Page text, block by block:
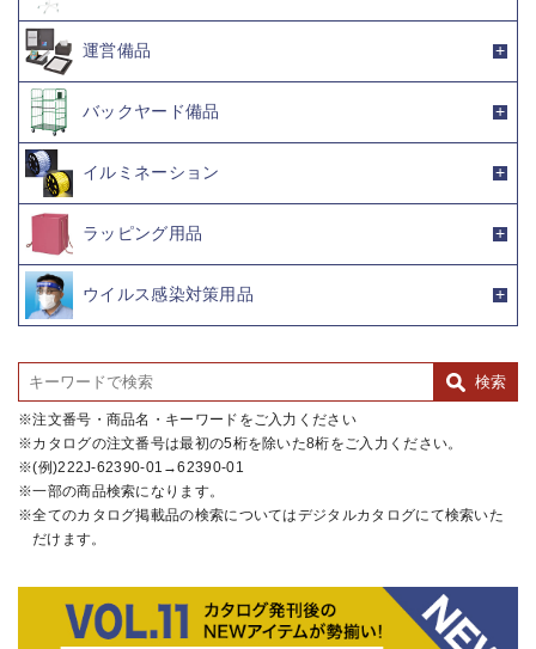
運営備品
バックヤード備品
イルミネーション
ラッピング用品
ウイルス感染対策用品
注文番号・商品名・キーワードをご入力ください
カタログの注文番号は最初の5桁を除いた8桁をご入力ください。
(例)222J-62390-01→62390-01
一部の商品検索になります。
全てのカタログ掲載品の検索についてはデジタルカタログにて検索いた
だけます。